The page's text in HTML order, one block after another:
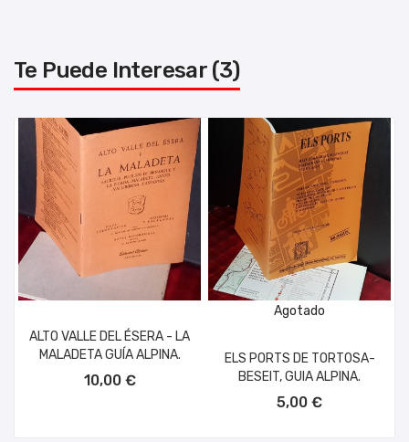
Te Puede Interesar (3)
ALTO VALLE DEL ÉSERA - LA
MALADETA GUÍA ALPINA.
10,00 €
Agotado
ELS PORTS DE TORTOSA-
BESEIT, GUIA ALPINA.
5,00 €